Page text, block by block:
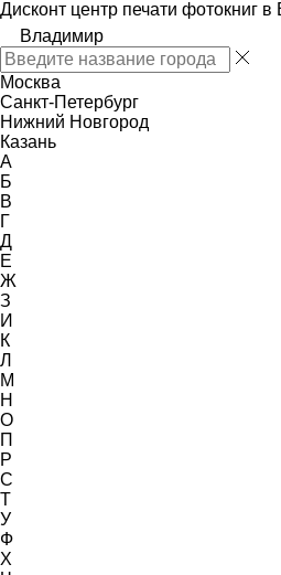
Дисконт центр печати фотокниг
Владимир
Москва
Санкт-Петербург
Нижний Новгород
Казань
А
Б
В
Г
Д
Е
Ж
З
И
К
Л
М
Н
О
П
Р
С
Т
У
Ф
Х